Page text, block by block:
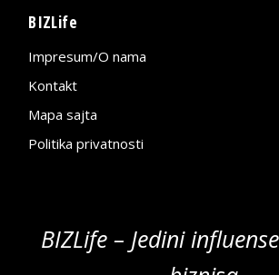
BIZLife
Impresum/O nama
Kontakt
Mapa sajta
Politika privatnosti
BIZLife – Jedini